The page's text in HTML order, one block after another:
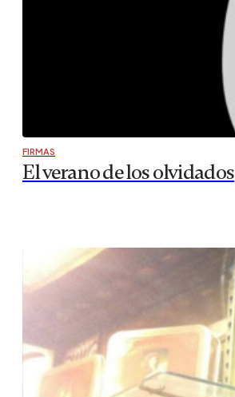
FIRMAS
El verano de los olvidados